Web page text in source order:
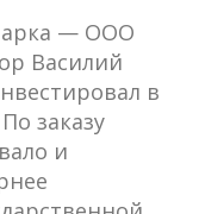
— ООО
Василий
в
заказу
и